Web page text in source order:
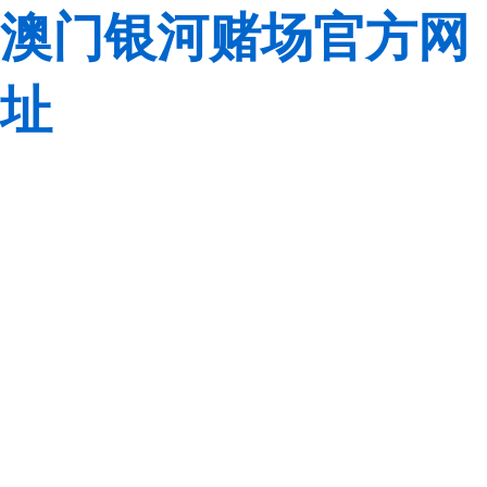
澳门银河赌场官方网
址